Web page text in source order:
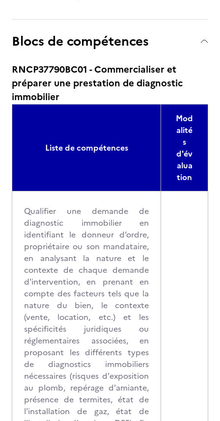
Blocs de compétences
RNCP37790BC01 - Commercialiser et
préparer une prestation de diagnostic
immobilier
Liste de compétences
Mod
alité
s
d'év
alua
tion
Qualifier une demande de
diagnostic immobilier en
identifiant le donneur d’ordre,
propriétaire ou son mandataire,
en analysant la nature et le
contexte de chaque demande
d'intervention, en prenant en
compte des facteurs tels que la
nature du bien, le contexte
(vente, location, etc.) et les
spécificités juridiques ou
réglementaires associées, en
proposant les différents types
de diagnostics immobiliers
nécessaires (risques d'exposition
au plomb, repérage d'amiante,
présence de termites, état de
l'installation de gaz, état de